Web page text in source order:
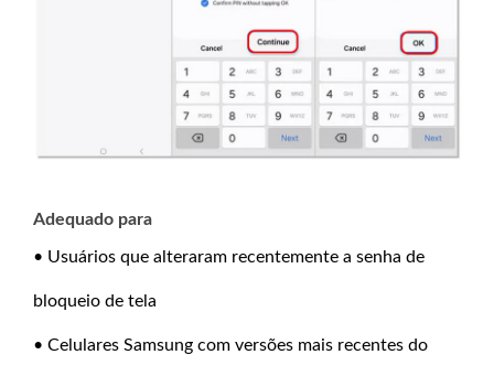
Adequado para
• Usuários que alteraram recentemente a senha de
bloqueio de tela
• Celulares Samsung com versões mais recentes do